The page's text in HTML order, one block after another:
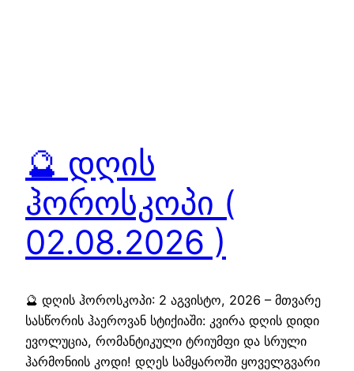
🔮 დღის
ჰოროსკოპი (
02.08.2026 )
🔮 დღის ჰოროსკოპი: 2 აგვისტო, 2026 – მთვარე
სასწორის ჰაეროვან სტიქიაში: კვირა დღის დიდი
ევოლუცია, რომანტიკული ტრიუმფი და სრული
ჰარმონიის კოდი! დღეს სამყაროში ყოველგვარი